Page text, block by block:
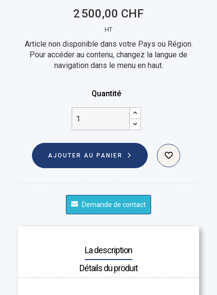
2 500,00 CHF
HT
Article non disponible dans votre Pays ou Région.
Pour accéder au contenu, changez la langue de
navigation dans le menu en haut.
Quantité
AJOUTER AU PANIER
Demande de contact
La description
Détails du produit